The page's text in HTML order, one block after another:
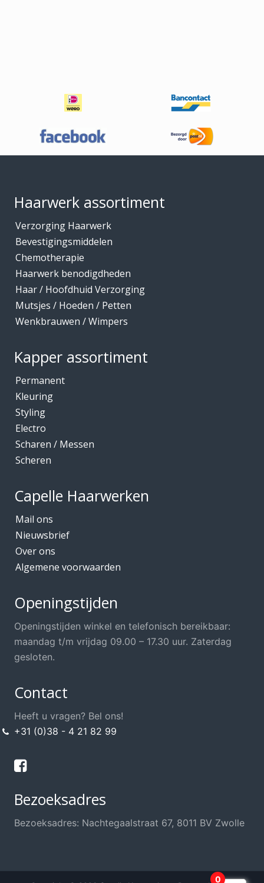
Haarwerk assortiment
Verzorging Haarwerk
Bevestigingsmiddelen
Chemotherapie
Haarwerk benodigdheden
Haar / Hoofdhuid Verzorging
Mutsjes / Hoeden / Petten
Wenkbrauwen / Wimpers
Kapper assortiment
Permanent
Kleuring
Styling
Electro
Scharen / Messen
Scheren
Capelle Haarwerken
Mail ons
Nieuwsbrief
Over ons
Algemene voorwaarden
Openingstijden
Openingstijden winkel en telefonisch bereikbaar:
maandag t/m vrijdag 09.00 – 17.30 uur. Zaterdag
gesloten.
Contact
Heeft u vragen? Bel ons!
+31 (0)38 - 4 21 82 99
Bezoeksadres
Bezoeksadres: Nachtegaalstraat 67, 8011 BV Zwolle
0